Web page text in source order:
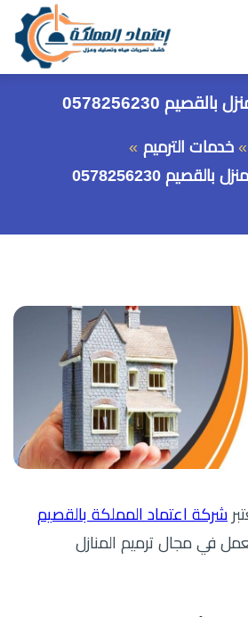
0578256230
خدمات الترميم
0578256230
شركة اعتماد المملكة بالقصيم
في مجال ترميم المنازل